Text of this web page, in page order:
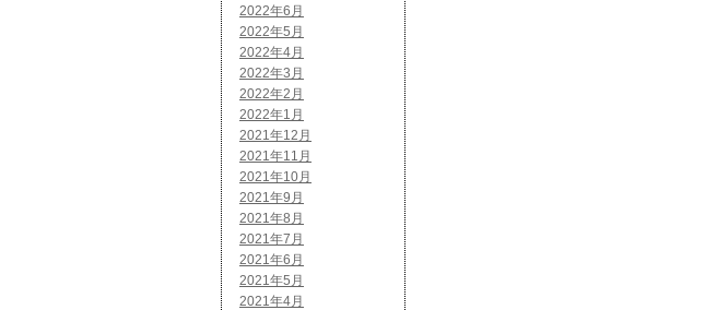
2022年6月
2022年5月
2022年4月
2022年3月
2022年2月
2022年1月
2021年12月
2021年11月
2021年10月
2021年9月
2021年8月
2021年7月
2021年6月
2021年5月
2021年4月